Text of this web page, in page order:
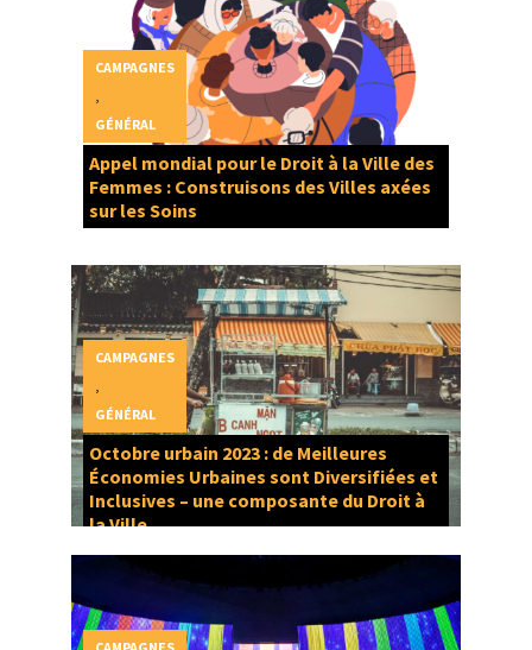
Appel mondial pour le Droit à la Ville des
Femmes : Construisons des Villes axées
sur les Soins
CAMPAGNES
,
GÉNÉRAL
Octobre urbain 2023 : de Meilleures
Économies Urbaines sont Diversifiées et
Inclusives – une composante du Droit à
la Ville
CAMPAGNES
,
GÉNÉRAL